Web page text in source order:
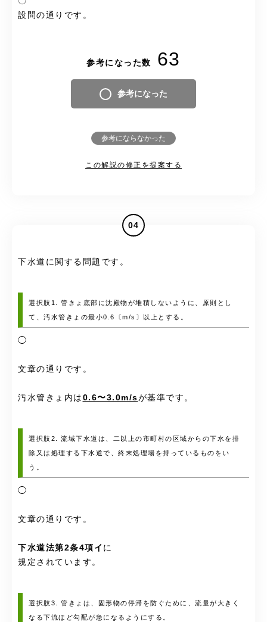
設問の通りです。
参考になった数 63
参考になった
参考にならなかった
この解説の修正を提案する
04
下水道に関する問題です。
選択肢1. 管きょ底部に沈殿物が堆積しないように、原則とし
て、汚水管きょの最小0.6〔m/s〕以上とする。
◯
文章の通りです。
汚水管きょ内は 0.6〜3.0m/sが基準です。
選択肢2. 流域下水道は、二以上の市町村の区域からの下水を排
除又は処理する下水道で、終末処理場を持っているものをい
う。
◯
文章の通りです。
下水道法第2条4項イ に
規定されています。
選択肢3. 管きょは、固形物の停滞を防ぐために、流量が大きく
なる下流ほど勾配が急になるようにする。